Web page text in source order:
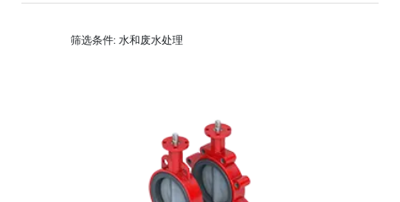
筛选条件: 水和废水处理